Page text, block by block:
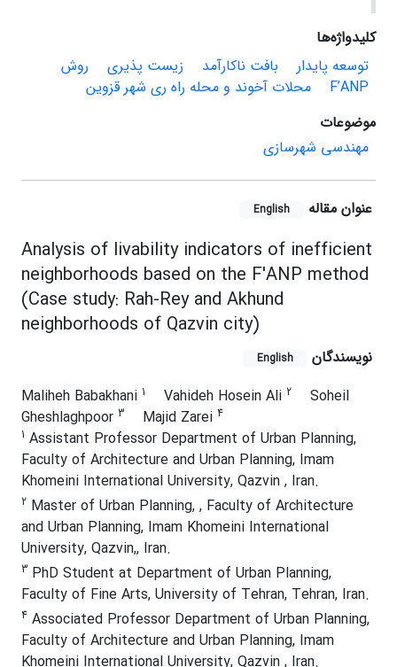
کلیدواژه‌ها
توسعه پایدار
بافت ناکارآمد زیست پذیری
روش
F’ANP
محلات آخوند و محله راه ‌ری شهر قزوین
موضوعات
مهندسی شهرسازی
عنوان مقاله English
Analysis of livability indicators of inefficient
neighborhoods based on the F'ANP method
(Case study: Rah-Rey and Akhund
neighborhoods of Qazvin city)
نویسندگان English
Maliheh Babakhani 1 Vahideh Hosein Ali 2
Soheil
Gheshlaghpoor 3 Majid Zarei 4
1 Assistant Professor Department of Urban Planning,
Faculty of Architecture and Urban Planning, Imam
Khomeini International University, Qazvin , Iran.
2 Master of Urban Planning, , Faculty of Architecture
and Urban Planning, Imam Khomeini International
University, Qazvin,, Iran.
3 PhD Student at Department of Urban Planning,
Faculty of Fine Arts, University of Tehran, Tehran, Iran.
4 Associated Professor Department of Urban Planning,
Faculty of Architecture and Urban Planning, Imam
Khomeini International University, Qazvin , Iran.